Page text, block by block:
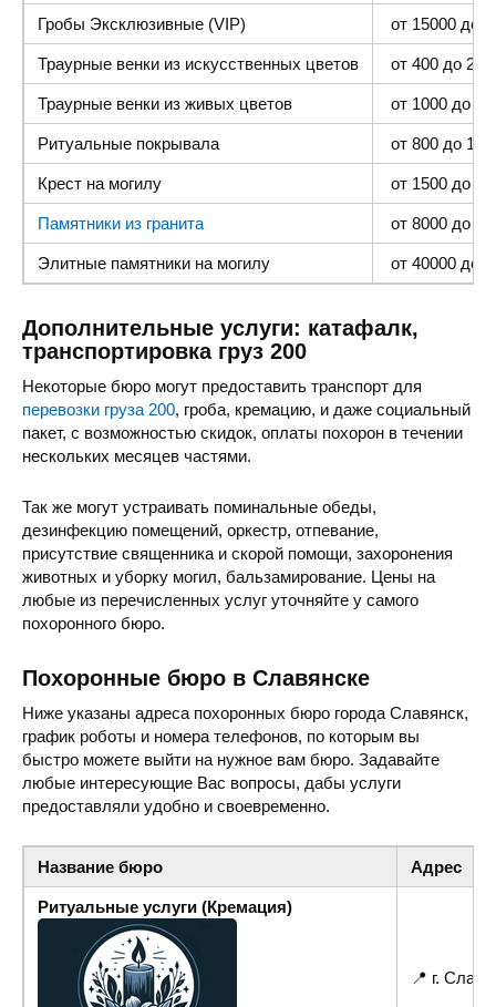
Гробы Эксклюзивные (VIP) от 15000 до
Траурные венки из искусственных цветов от 400 до
Траурные венки из живых цветов от 1000 до
Ритуальные покрывала от 800 до
Крест на могилу от 1500 до
Памятники из гранита от 8000 до 25
Элитные памятники на могилу от 40000 до
Дополнительные услуги: катафалк,
транспортировка груз 200
Некоторые бюро могут предоставить транспорт для
перевозки груза 200, гроба, кремацию, и даже социальный
пакет, с возможностью скидок, оплаты похорон в течении
нескольких месяцев частями.
Так же могут устраивать поминальные обеды,
дезинфекцию помещений, оркестр, отпевание,
присутствие священника и скорой помощи, захоронения
животных и уборку могил, бальзамирование. Цены на
любые из перечисленных услуг уточняйте у самого
похоронного бюро.
Похоронные бюро в Славянске
Ниже указаны адреса похоронных бюро города Славянск,
график роботы и номера телефонов, по которым вы
быстро можете выйти на нужное вам бюро. Задавайте
любые интересующие Вас вопросы, дабы услуги
предоставляли удобно и своевременно.
Название бюро Адрес
Ритуальные услуги (Кремация)
📍 г.